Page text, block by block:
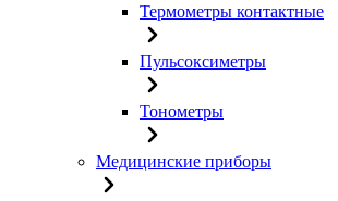
Термометры контактные
Пульсоксиметры
Тонометры
Медицинские приборы